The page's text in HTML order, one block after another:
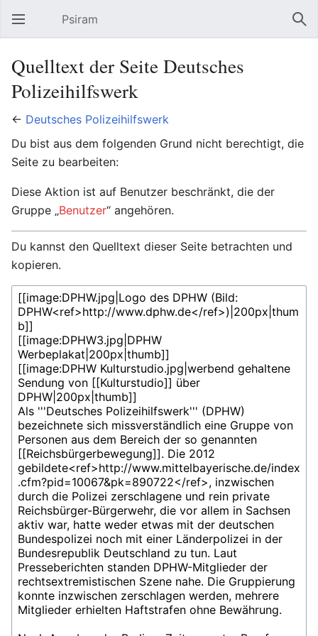
Hauptmenü öffnen Psiram
Quelltext der Seite Deutsches
Polizeihilfswerk
← Deutsches Polizeihilfswerk
Du bist aus dem folgenden Grund nicht berechtigt, die
Seite zu bearbeiten:
Diese Aktion ist auf Benutzer beschränkt, die der
Gruppe „Benutzer“ angehören.
Du kannst den Quelltext dieser Seite betrachten und
kopieren.